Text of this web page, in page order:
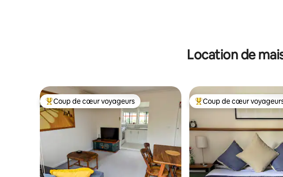
Location de
Coups de cœur voyageurs les plus appréciés
Coup de cœur voyageurs Coups de cœur voyageurs
Coup de cœur